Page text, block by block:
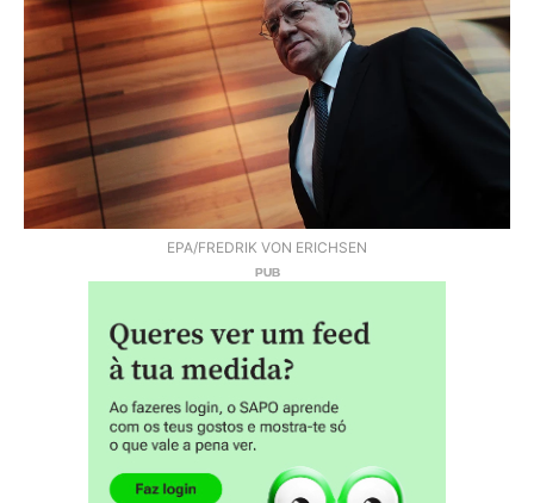
EPA/FREDRIK VON ERICHSEN